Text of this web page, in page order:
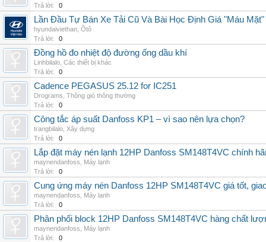
Trả lời:
0
Lần Đầu Tự Bán Xe Tải Cũ Và Bài Học Định Giá "Máu
hyundaiviethan Ôtô
Trả lời:
0
Đồng hồ đo nhiệt độ đường ống dầu khí
Linhbilalo Các thiết bị khác
Trả lời:
0
Cadence PEGASUS 25.12 for IC251
Drograms Thông gió thông thường
Trả lời:
0
Công tắc áp suất Danfoss KP1 – vì sao nên lựa chọn?
trangbilalo Xây dựng
Trả lời:
0
Lắp đặt máy nén lạnh 12HP Danfoss SM148T4VC chính
maynendanfoss
Máy lạnh
Trả lời:
0
Cung ứng máy nén Danfoss 12HP SM148T4VC giá tốt,
maynendanfoss
Máy lạnh
Trả lời:
0
Phân phối block 12HP Danfoss SM148T4VC hàng chất
maynendanfoss
Máy lạnh
Trả lời:
0